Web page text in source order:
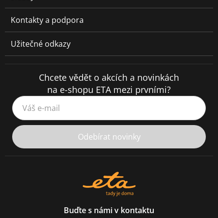
Kontakty a podpora
Užitečné odkazy
Chcete vědět o akcích a novinkách
na e-shopu ETA mezi prvními?
Váš e-mail
Odebírat novinky
Buďte s námi v kontaktu